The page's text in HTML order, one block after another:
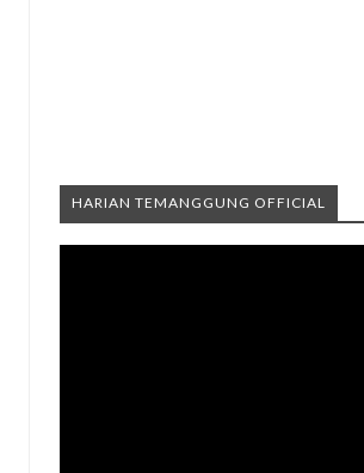
HARIAN TEMANGGUNG OFFICIAL